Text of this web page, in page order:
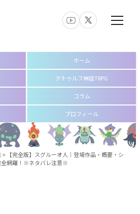
ホーム
クトゥルフ神話TRPG
コラム
プロフィール
> 【完全版】スグルーオ人│登場作品・概要・シ
全網羅！※ネタバレ注意※